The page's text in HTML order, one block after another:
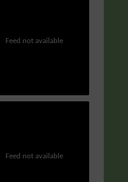
Feed not available
Feed not available